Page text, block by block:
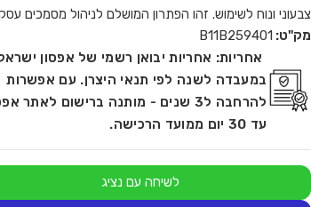
צבעוני ונוח לשימוש. זהו הפתרון המושלם לניהול מסמכים
מק"ט: B11B259401
אחריות: אחריות יבואן רשמי של אפסון
במעבדה לשנה לפי תנאי היצרן. עם אפשרות
להרחבה ל3 שנים - מותנה ברישום לאתר
עד 30 יום ממועד הרכישה.
לשיחה עם נציג